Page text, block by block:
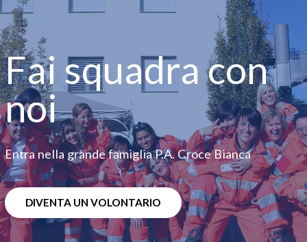
Fai squadra con
noi
Entra nella grande famiglia P.A. Croce Bianca
DIVENTA UN VOLONTARIO